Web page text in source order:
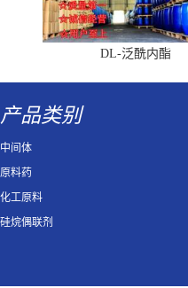
DL-泛酰内酯
产品类别
中间体
原料药
化工原料
硅烷偶联剂